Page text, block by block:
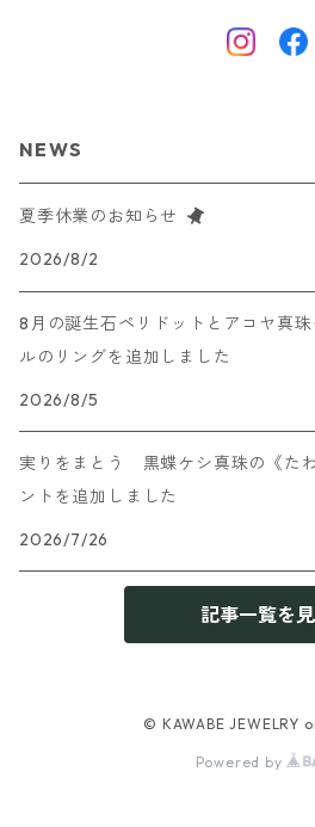
NEWS
夏季休業のお知らせ
2026/8/2
8月の誕生石ペリドットとアコヤ真
ルのリングを追加しました
2026/8/5
実りをまとう 黒蝶ケシ真珠の《た
ントを追加しました
2026/7/26
記事一覧を
© KAWABE JEWELRY
Powered by